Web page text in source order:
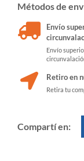
Métodos de
Envío
Envío
Retiro en
Retira tu
Compartí en: